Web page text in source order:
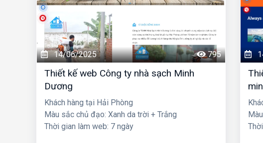
14/06/2025 795
Thiết kế web Công ty nhà sạch Minh
Dương
Khách hàng tại Hải Phòng
Màu sắc chủ đạo: Xanh da trời + Trắng
Thời gian làm web: 7 ngày